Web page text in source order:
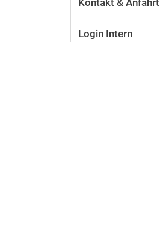
Kontakt & Anfahrt
Login Intern